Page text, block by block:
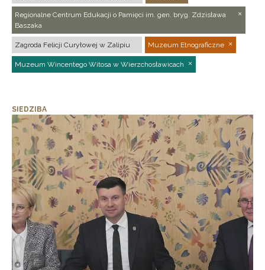
Regionalne Centrum Edukacji o Pamięci im. gen. bryg. Zdzisława
Baszaka
Zagroda Felicji Curyłowej w Zalipiu Muzeum Etnograficzne
Muzeum Wincentego Witosa w Wierzchosławicach
SIEDZIBA